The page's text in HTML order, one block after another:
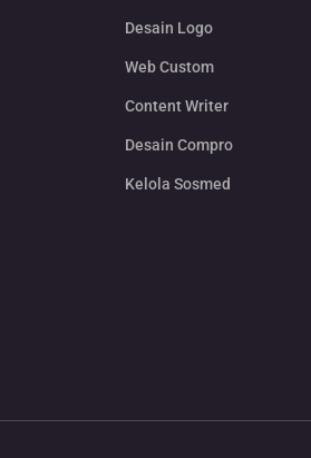
Desain Logo
Web Custom
Content Writer
Desain Compro
Kelola Sosmed